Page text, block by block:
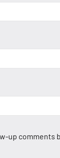
up comments